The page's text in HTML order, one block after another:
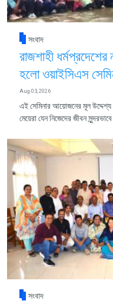
সংবাদ
রাজশাহী
হলো ওয়াইসিএস
Aug 03, 2026
এই সেমিনার আয়োজনের মূল
মেয়েরা যেন নিজেদের জীবন
সংবাদ